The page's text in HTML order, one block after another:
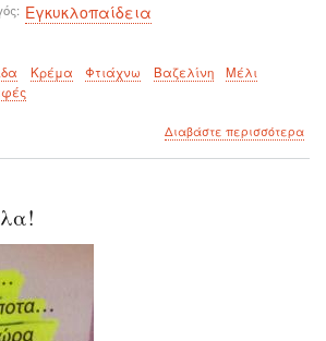
Εγκυκλοπαίδεια
Κρέμα Φτιάχνω Βαζελίνη
Μέλι
Διαβάστε περισσότεραγια